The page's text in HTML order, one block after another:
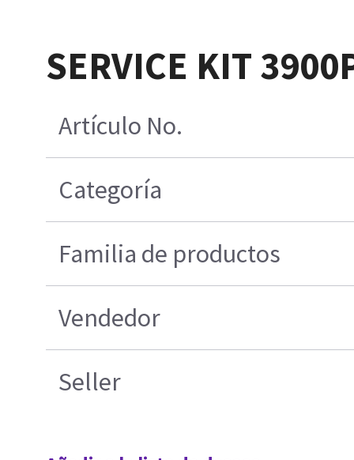
SERVICE KIT
Artículo No.
Categoría
Familia de productos
Vendedor
Seller